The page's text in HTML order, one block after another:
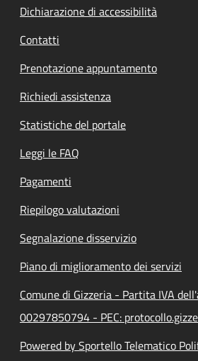
Dichiarazione di accessibilità
Contatti
Prenotazione appuntamento
Richiedi assistenza
Statistiche del portale
Leggi le FAQ
Pagamenti
Riepilogo valutazioni
Segnalazione disservizio
Piano di miglioramento dei servizi
Comune di Gizzeria - Partita IVA
00297850794 - PEC:
Powered by Sportello Telematico